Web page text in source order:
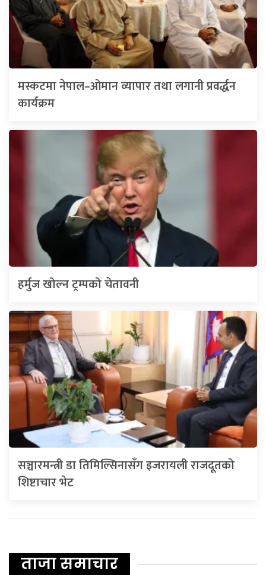
मस्कटमा नेपाल–ओमान व्यापार तथा लगानी प्रवर्द्धन
कार्यक्रम
हर्मुज खोल्न ट्रम्पको चेतावनी
सञ्चारमन्त्री डा तिमिल्सिनासँग इजरायली राजदूतको
शिष्टाचार भेट
ताजा समाचार